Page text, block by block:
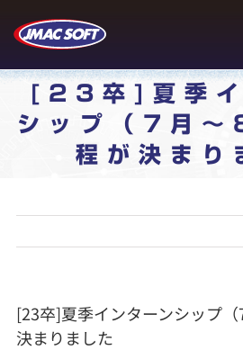
content
[23卒]夏季イ
シップ（7月～
程が決まり
[23卒]夏季インターンシップ
決まりました